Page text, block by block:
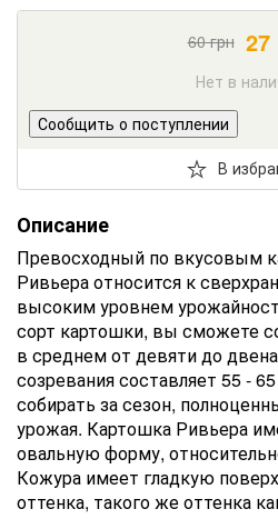
60грн 27
Нет в
Сообщить о поступлении
В
Описание
Превосходный по вкусовым
Ривьера относится к
высоким уровнем
сорт картошки, вы сможете
в среднем от девяти до
созревания составляет 55 -
собирать за сезон,
урожая. Картошка Ривьера
овальную форму,
Кожура имеет гладкую
оттенка, такого же оттенка